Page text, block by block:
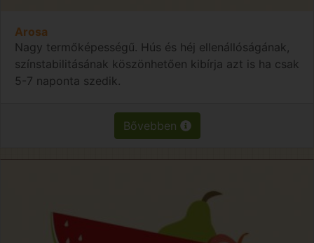
Arosa
Nagy termőképességű. Hús és héj ellenállóságának,
színstabilitásának köszönhetően kibírja azt is ha csak
5-7 naponta szedik.
Bővebben